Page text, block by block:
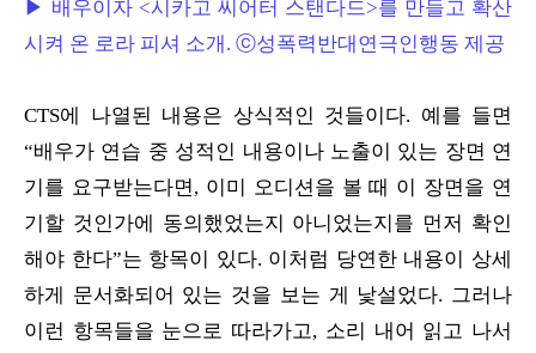
▶ 배우이자 <시카고 씨어터 스탠다드>를 만들고 확산
시켜 온 로라 피셔 소개. ⓒ성폭력반대연극인행동 제공
CTS에 나열된 내용은 상식적인 것들이다. 예를 들면
“배우가 연습 중 성적인 내용이나 노출이 있는 장면 연
기를 요구받는다면, 이미 오디션을 볼 때 이 장면을 연
기할 것인가에 동의했었는지 아니었는지를 먼저 확인
해야 한다”는 항목이 있다. 이처럼 당연한 내용이 상세
하게 문서화되어 있는 것을 보는 게 낯설었다. 그러나
이런 항목들을 눈으로 따라가고, 소리 내어 읽고 나서